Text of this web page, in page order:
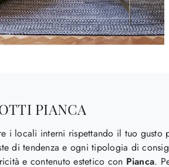
PIANCA
i locali interni rispettando il tuo gusto
di tendenza e ogni tipologia di
e contenuto estetico con Pianca.